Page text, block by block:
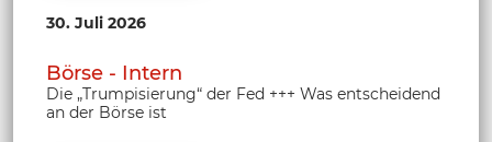
30. Juli 2026
Börse - Intern
Die „Trumpisierung“ der Fed +++ Was entscheidend
an der Börse ist